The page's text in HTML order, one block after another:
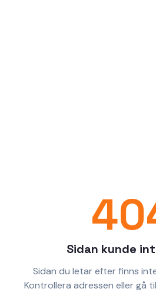
Sidan kunde
Sidan du letar efter finns
Kontrollera adressen eller gå